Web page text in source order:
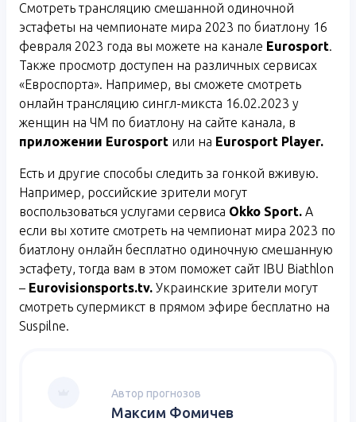
Смотреть трансляцию смешанной одиночной
эстафеты на чемпионате мира 2023 по биатлону 16
февраля 2023 года вы можете на канале Eurosport.
Также просмотр доступен на различных сервисах
«Евроспорта». Например, вы сможете смотреть
онлайн трансляцию сингл-микста 16.02.2023 у
женщин на ЧМ по биатлону на сайте канала, в
приложении Eurosport или на Eurosport Player.
Есть и другие способы следить за гонкой вживую.
Например, российские зрители могут
воспользоваться услугами сервиса Okko Sport. А
если вы хотите смотреть на чемпионат мира 2023 по
биатлону онлайн бесплатно одиночную смешанную
эстафету, тогда вам в этом поможет сайт IBU Biathlon
– Eurovisionsports.tv. Украинские зрители могут
смотреть супермикст в прямом эфире бесплатно на
Suspilne.
Автор прогнозов
Максим Фомичев